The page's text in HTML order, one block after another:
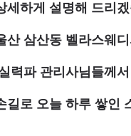
세하게 설명해 드리
산 삼산동 벨라스웨
력파 관리사님들께서
길로 오늘 하루 쌓인